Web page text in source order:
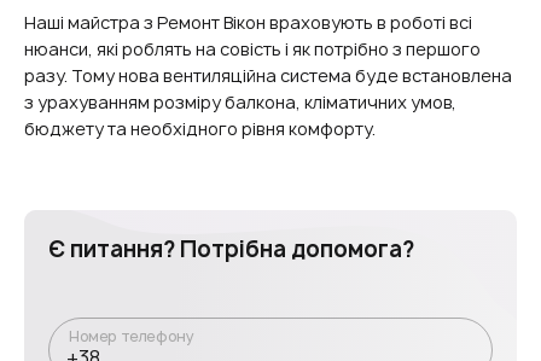
Наші майстра з Ремонт Вікон враховують в роботі всі
нюанси, які роблять на совість і як потрібно з першого
разу. Тому нова вентиляційна система буде встановлена ​​
з урахуванням розміру балкона, кліматичних умов,
бюджету та необхідного рівня комфорту.
Є питання? Потрібна допомога?
Номер телефону